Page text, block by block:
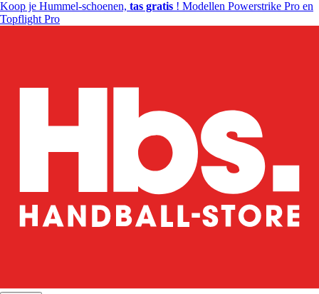
Koop je Hummel-schoenen, tas gratis ! Modellen Powerstrike Pro en
Topflight Pro